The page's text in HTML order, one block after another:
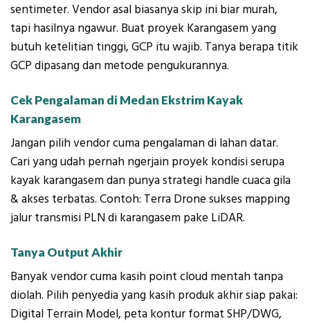
sentimeter. Vendor asal biasanya skip ini biar murah,
tapi hasilnya ngawur. Buat proyek Karangasem yang
butuh ketelitian tinggi, GCP itu wajib. Tanya berapa titik
GCP dipasang dan metode pengukurannya.
Cek Pengalaman di Medan Ekstrim Kayak
Karangasem
Jangan pilih vendor cuma pengalaman di lahan datar.
Cari yang udah pernah ngerjain proyek kondisi serupa
kayak karangasem dan punya strategi handle cuaca gila
& akses terbatas. Contoh: Terra Drone sukses mapping
jalur transmisi PLN di karangasem pake LiDAR.
Tanya Output Akhir
Banyak vendor cuma kasih point cloud mentah tanpa
diolah. Pilih penyedia yang kasih produk akhir siap pakai:
Digital Terrain Model, peta kontur format SHP/DWG,